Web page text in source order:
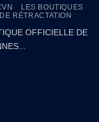
2
LES BOUTIQUES
RÉTRACTATION
OFFICIELLE DE